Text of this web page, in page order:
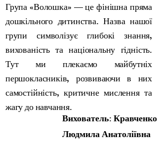
Група «Волошка» — це фінішна пряма
дошкільного дитинства. Назва нашої
групи символізує глибокі знання,
вихованість та національну гідність.
Тут ми плекаємо майбутніх
першокласників, розвиваючи в них
самостійність, критичне мислення та
жагу до навчання.
Вихователь: Кравченко
Людмила Анатоліївна